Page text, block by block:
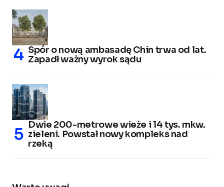
Spór o nową ambasadę Chin trwa od lat.
Zapadł ważny wyrok sądu
Dwie 200-metrowe wieże i 14 tys. mkw.
zieleni. Powstał nowy kompleks nad
rzeką